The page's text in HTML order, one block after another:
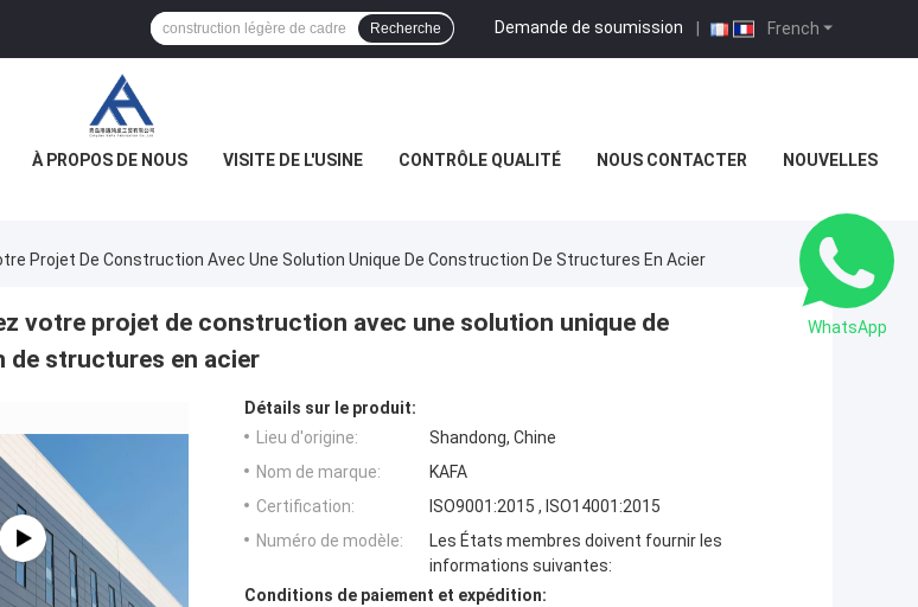
French
Demande de soumission |
Recherche
À PROPOS DE NOUS VISITE DE L'USINE CONTRÔLE QUALITÉ NOUS CONTACTER NOUVELLES
Projet De Construction Avec Une Solution Unique De Construction De Structures En Acier
votre projet de construction avec une solution unique de
structures en acier
Détails sur le produit:
Lieu d'origine:
Shandong, Chine
Nom de marque:
KAFA
Certification:
ISO9001:2015 , ISO14001:2015
Numéro de modèle:
Les États membres doivent fournir les
informations suivantes:
Conditions de paiement et expédition:
WhatsApp